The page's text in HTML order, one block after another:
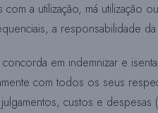
a utilização, má utilização
a responsabilidade
em indemnizar e
com todos os seus
custos e